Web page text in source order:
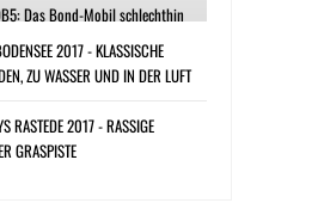
2017 - KLASSISCHE
ZU WASSER UND IN DER LUFT
RASTEDE 2017 - RASSIGE
GRASPISTE